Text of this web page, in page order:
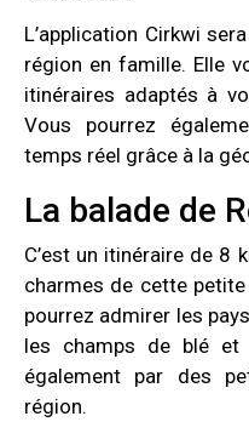
L’application Cirkwi
région en famille. Elle
itinéraires adaptés à
Vous pourrez
temps réel grâce à la
La balade de
C’est un itinéraire de 8
charmes de cette
pourrez admirer les
les champs de blé et
également par des
région.